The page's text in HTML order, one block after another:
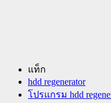
แท็ก
hdd regenerator
โปรแกรม hdd